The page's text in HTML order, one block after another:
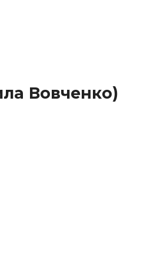
Вовченко)